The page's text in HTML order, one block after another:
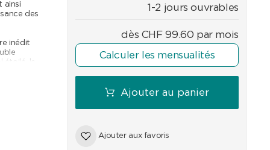
ainsi
des
inédit
le
et
cadran
et les
1-2 jours ouvrables
dès CHF99.60 par mois
Calculer les mensualités
Ajouter au panier
Ajouter aux favoris